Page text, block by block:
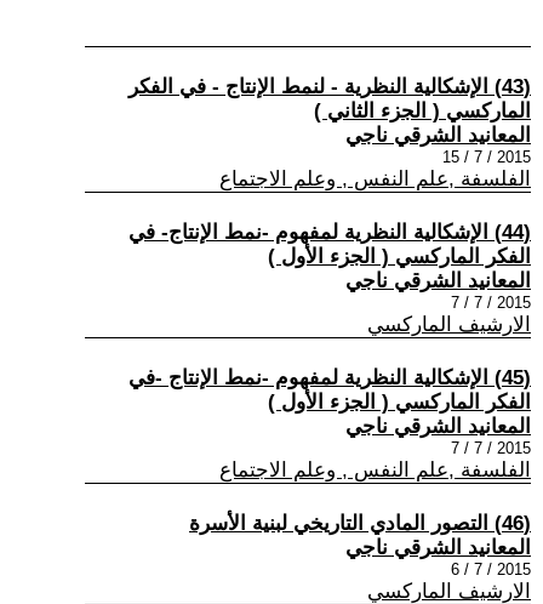
(43) الإشكالية النظرية - لنمط الإنتاج - في الفكر
الماركسي ( الجزء الثاني )
المعانيد الشرقي ناجي
2015 / 7 / 15
الفلسفة ,علم النفس , وعلم الاجتماع
(44) الإشكالية النظرية لمفهوم -نمط الإنتاج- في
الفكر الماركسي ( الجزء الأول )
المعانيد الشرقي ناجي
2015 / 7 / 7
الارشيف الماركسي
(45) الإشكالية النظرية لمفهوم -نمط الإنتاج -في
الفكر الماركسي ( الجزء الأول )
المعانيد الشرقي ناجي
2015 / 7 / 7
الفلسفة ,علم النفس , وعلم الاجتماع
(46) التصور المادي التاريخي لبنية الأسرة
المعانيد الشرقي ناجي
2015 / 7 / 6
الارشيف الماركسي